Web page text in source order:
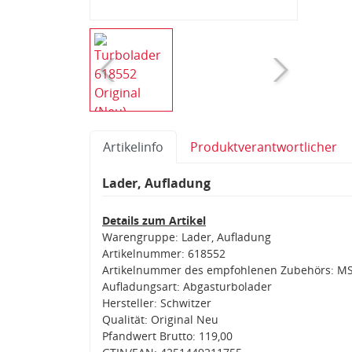
Artikelinfo Produktverantwortlicher
Lader, Aufladung
Details zum Artikel
Warengruppe: Lader, Aufladung
Artikelnummer: 618552
Artikelnummer des empfohlenen Zubehörs:
Aufladungsart: Abgasturbolader
Hersteller: Schwitzer
Qualität: Original Neu
Pfandwert Brutto: 119,00